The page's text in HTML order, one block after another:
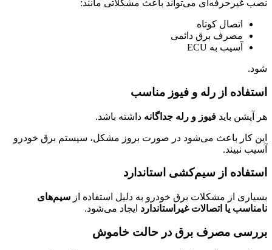
نصب غیرحرفه‌ای می‌تواند باعث مشکلاتی مانند:
اتصال کوتاه
مصرف برق دائمی
آسیب به ECU
شود.
استفاده از رله و فیوز مناسب
هر آپشن باید فیوز و رله جداگانه داشته باشد.
این کار باعث می‌شود در صورت بروز مشکل، سیستم برق خودرو
آسیب نبیند.
استفاده از سیم‌کشی استاندارد
بسیاری از مشکلات برق خودرو به دلیل استفاده از سیم‌های
نامناسب یا اتصالات غیراستاندارد ایجاد می‌شود.
بررسی مصرف برق در حالت خاموش